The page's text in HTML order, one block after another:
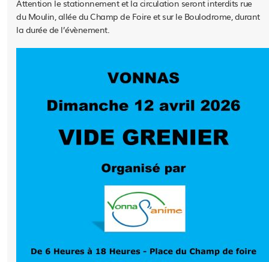
Attention le stationnement et la circulation seront interdits rue
du Moulin, allée du Champ de Foire et sur le Boulodrome, durant
la durée de l’évènement.